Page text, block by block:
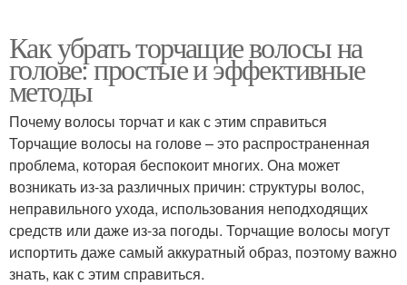
Как убрать торчащие волосы на
голове: простые и эффективные
методы
Почему волосы торчат и как с этим справиться
Торчащие волосы на голове – это распространенная
проблема, которая беспокоит многих. Она может
возникать из-за различных причин: структуры волос,
неправильного ухода, использования неподходящих
средств или даже из-за погоды. Торчащие волосы могут
испортить даже самый аккуратный образ, поэтому важно
знать, как с этим справиться.